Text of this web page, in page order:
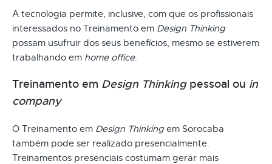
A tecnologia permite, inclusive, com que os profissionais
interessados no Treinamento em Design Thinking
possam usufruir dos seus benefícios, mesmo se estiverem
trabalhando em home office.
Treinamento em Design Thinkingpessoal ou in
company
O Treinamento em Design Thinking em Sorocaba
também pode ser realizado presencialmente.
Treinamentos presenciais costumam gerar mais